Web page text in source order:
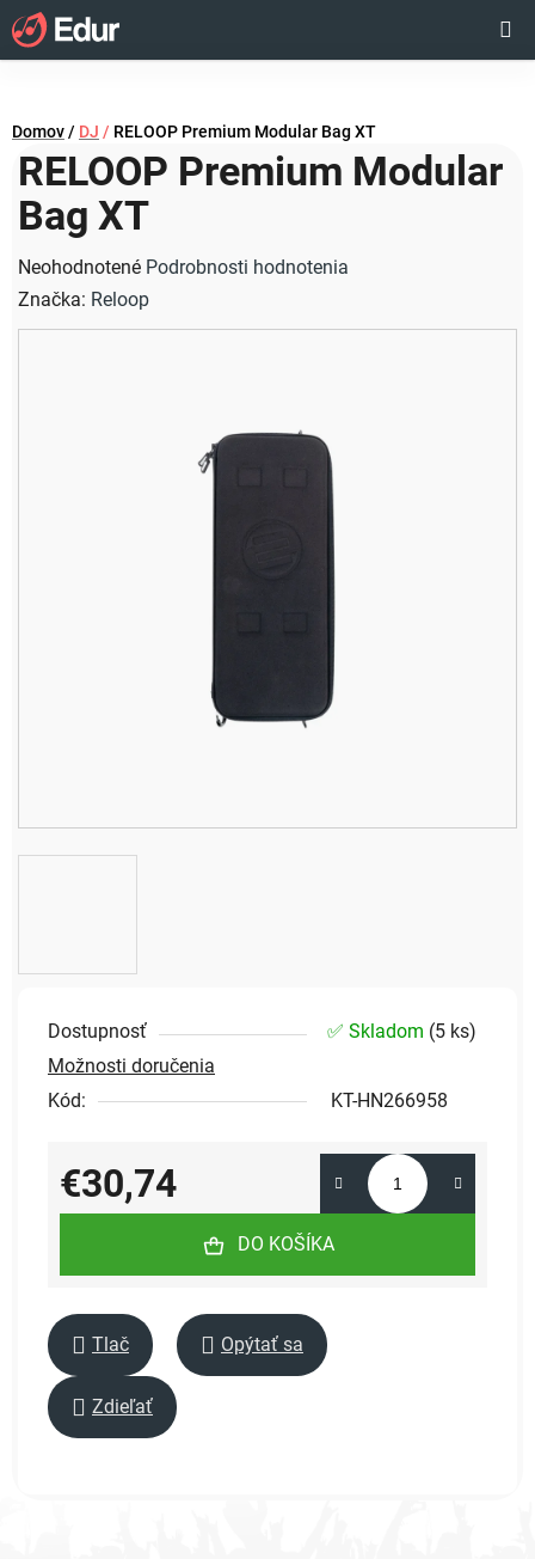
Prejsť
na
obsah
KOŠÍK
Domov/ DJ / RELOOP Premium Modular Bag XT
Dostupnosť ✅ Skladom (5 ks)
Možnosti doručenia
Kód:
KT-HN266958
€30,74
Jednotková cena:
DO KOŠÍKA
Tlač Opýtať sa
Zdieľať
RELOOP Premium Modular
Bag XT
Priemerné
hodnotenie
produktu
Neohodnotené Podrobnosti hodnotenia
Značka: Reloop